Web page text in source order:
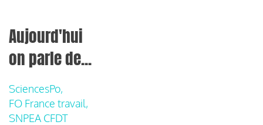
Aujourd'hui
on parle de...
SciencesPo,
FO France travail,
SNPEA CFDT